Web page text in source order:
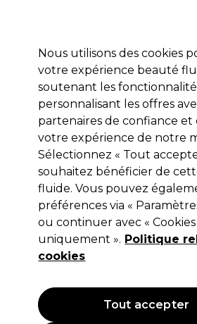
Se
Marques Bons plans Coiffure
Livraison et
lire la suite
L.C.P Professionnel Paris
L.C.P Professionnel
Crème de Soin Éclat à
200ml
(0)
31,14 €TVA incluse)
Nous utilisons des cookies
votre expérience beauté
soutenant les
personnalisant les offres
partenaires de confiance et
votre expérience de notre
Sélectionnez « Tout
souhaitez bénéficier de
fluide. Vous pouvez
préférences via «
ou continuer avec «
uniquement ». Politique
cookies
Tout accepter